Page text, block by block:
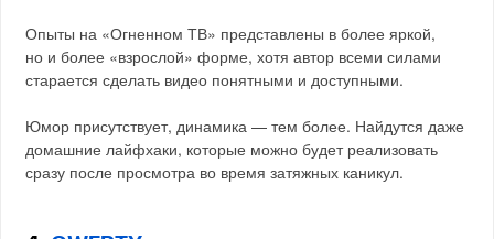
Опыты на «Огненном ТВ» представлены в более яркой,
но и более «взрослой» форме, хотя автор всеми силами
старается сделать видео понятными и доступными.
Юмор присутствует, динамика — тем более. Найдутся даже
домашние лайфхаки, которые можно будет реализовать
сразу после просмотра во время затяжных каникул.